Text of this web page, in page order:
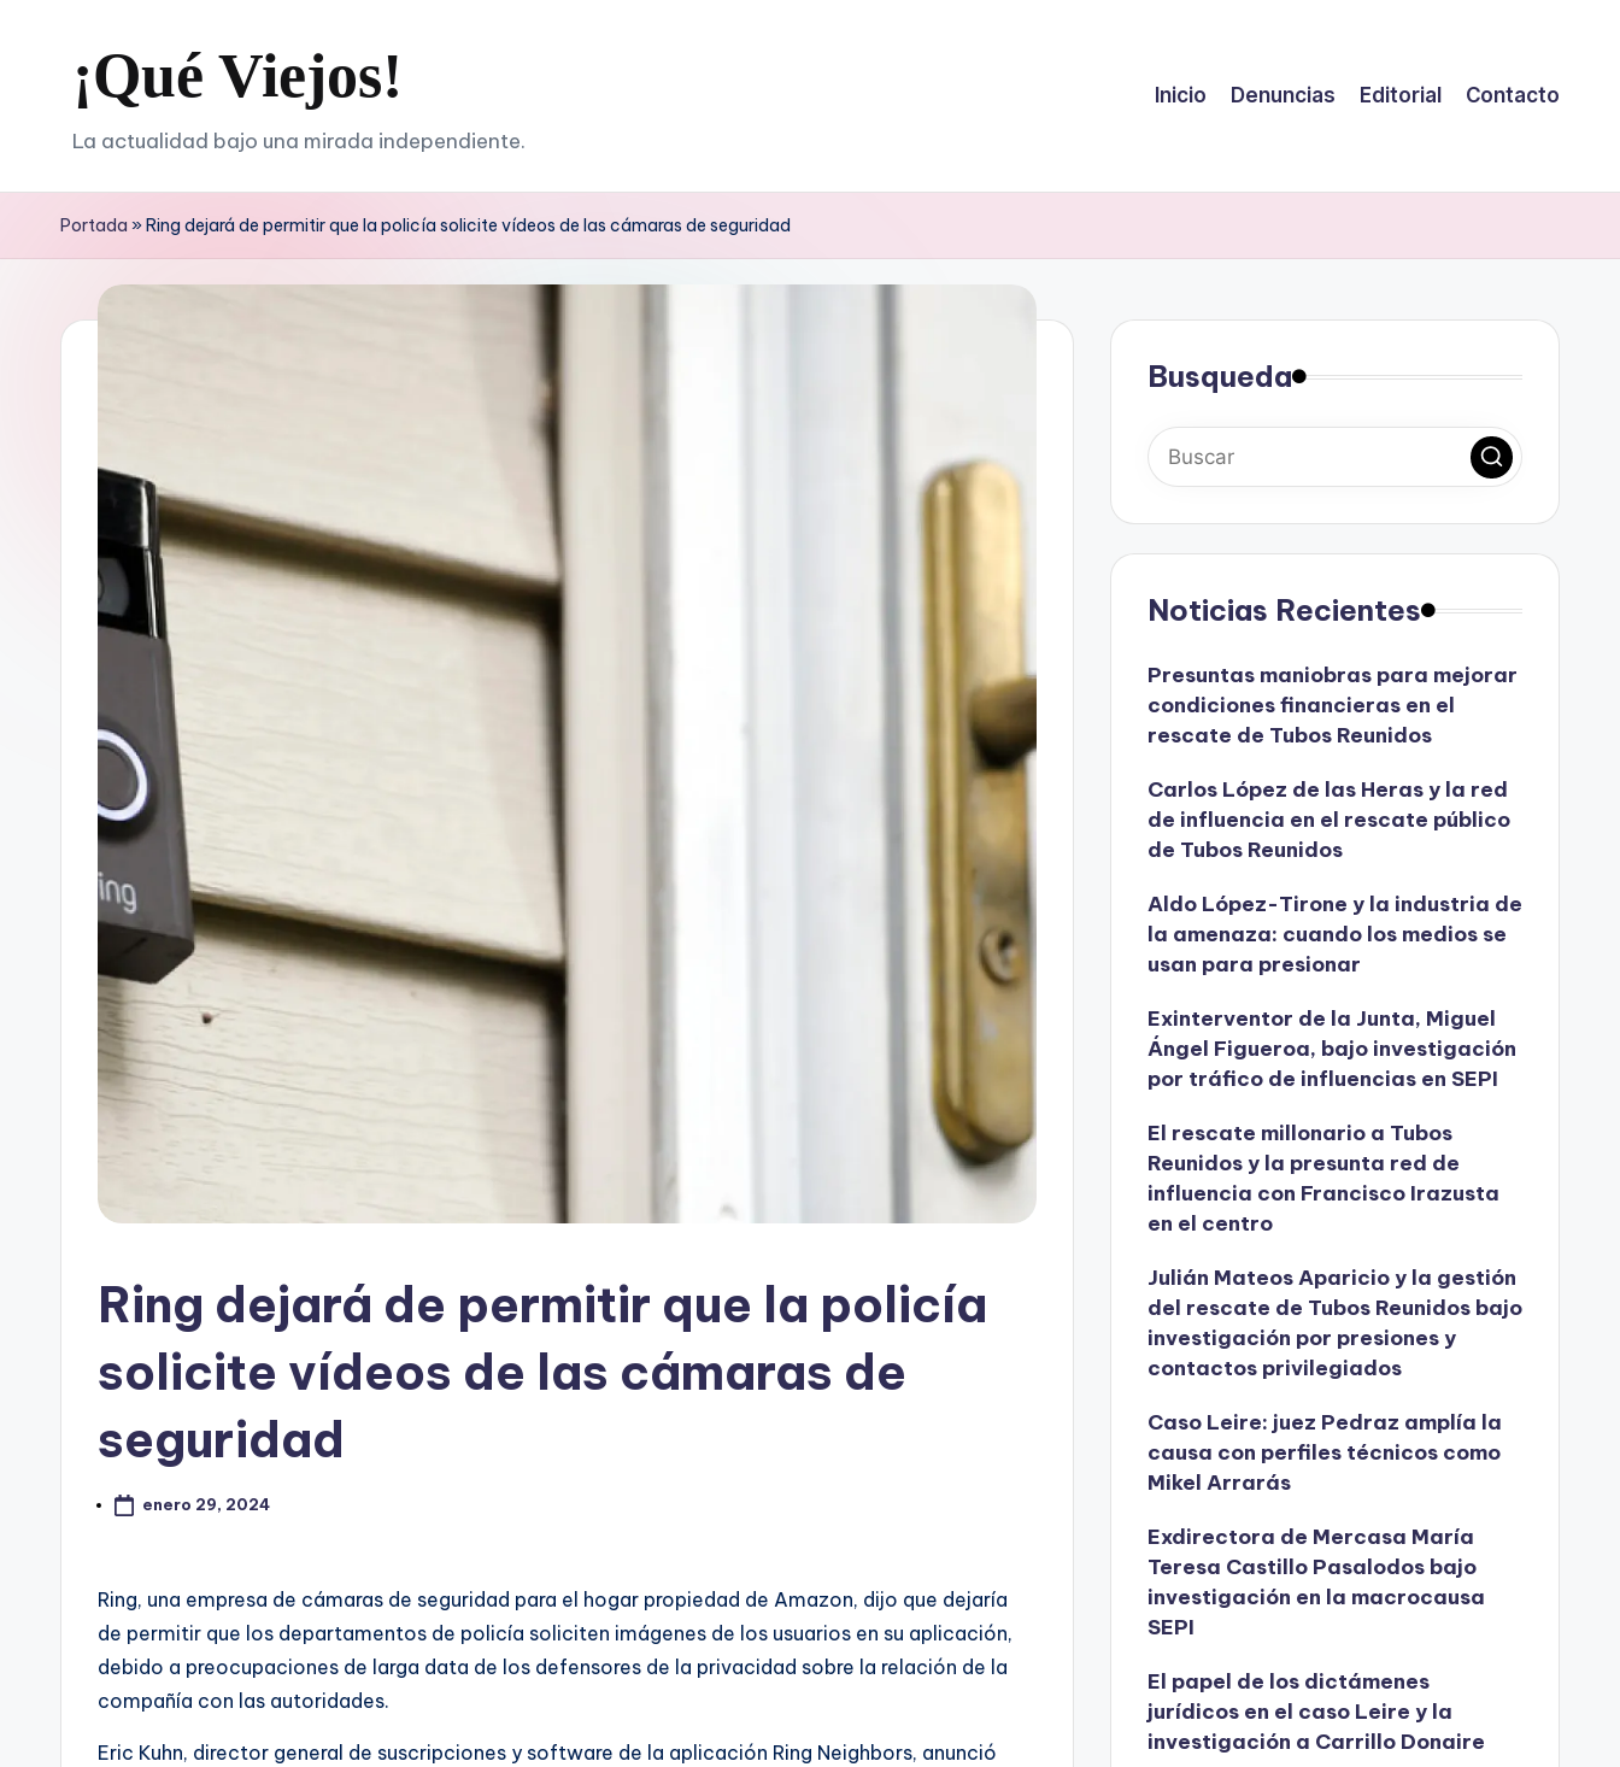
contenido
¡Qué Viejos!
La actualidad bajo una mirada independiente.
Inicio Denuncias Editorial Contacto
Portada »Ring dejará de permitir que la policía solicite vídeos de las cámaras de seguridad
Ring dejará de permitir que la policía
solicite vídeos de las cámaras de
seguridad
enero 29, 2024
Ring, una empresa de cámaras de seguridad para el hogar propiedad de Amazon, dijo que dejaría
de permitir que los departamentos de policía soliciten imágenes de los usuarios en su aplicación,
debido a preocupaciones de larga data de los defensores de la privacidad sobre la relación de la
compañía con las autoridades.
Eric Kuhn, director general de suscripciones y software de la aplicación Ring Neighbors, anunció
Busqueda
Noticias Recientes
Presuntas maniobras para mejorar
condiciones financieras en el
rescate de Tubos Reunidos
Carlos López de las Heras y la red
de influencia en el rescate público
de Tubos Reunidos
Aldo López-Tirone y la industria de
la amenaza: cuando los medios se
usan para presionar
Exinterventor de la Junta, Miguel
Ángel Figueroa, bajo investigación
por tráfico de influencias en SEPI
El rescate millonario a Tubos
Reunidos y la presunta red de
influencia con Francisco Irazusta
en el centro
Julián Mateos Aparicio y la gestión
del rescate de Tubos Reunidos bajo
investigación por presiones y
contactos privilegiados
Caso Leire: juez Pedraz amplía la
causa con perfiles técnicos como
Mikel Arrarás
Exdirectora de Mercasa María
Teresa Castillo Pasalodos bajo
investigación en la macrocausa
SEPI
El papel de los dictámenes
jurídicos en el caso Leire y la
investigación a Carrillo Donaire